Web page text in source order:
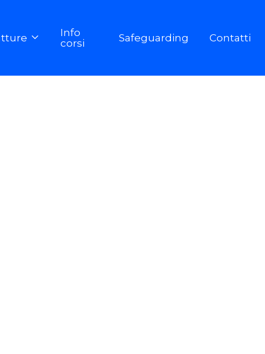

Info
corsi
Safeguarding Contatti